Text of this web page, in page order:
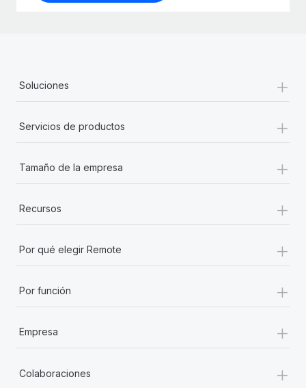
Soluciones +
Servicios de productos +
Tamaño de la empresa +
Recursos +
Por qué elegir Remote +
Por función +
Empresa +
Colaboraciones +